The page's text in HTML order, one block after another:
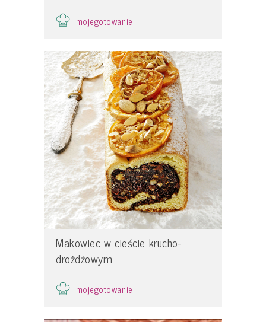
mojegotowanie
Makowiec w cieście krucho-
drożdżowym
mojegotowanie